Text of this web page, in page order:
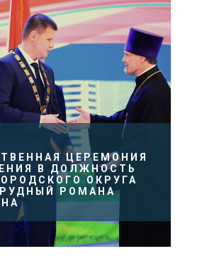
ЦЕРЕМОНИЯ
В ДОЛЖНОСТЬ
ОКРУГА
РОМАНА